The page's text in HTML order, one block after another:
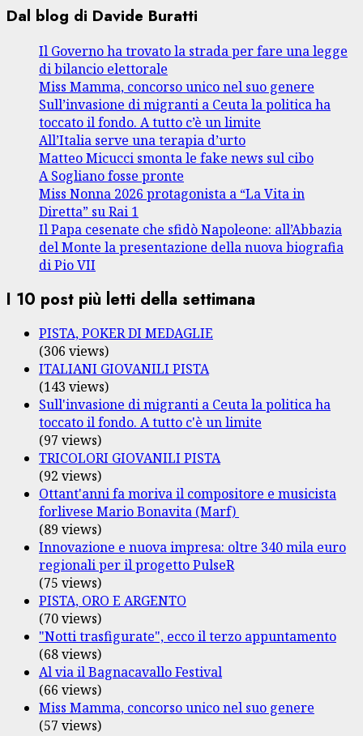
Dal blog di Davide Buratti
Il Governo ha trovato la strada per fare una legge
di bilancio elettorale
Miss Mamma, concorso unico nel suo genere
Sull’invasione di migranti a Ceuta la politica ha
toccato il fondo. A tutto c’è un limite
All’Italia serve una terapia d’urto
Matteo Micucci smonta le fake news sul cibo
A Sogliano fosse pronte
Miss Nonna 2026 protagonista a “La Vita in
Diretta” su Rai 1
Il Papa cesenate che sfidò Napoleone: all’Abbazia
del Monte la presentazione della nuova biografia
di Pio VII
I 10 post più letti della settimana
PISTA, POKER DI MEDAGLIE
(306 views)
ITALIANI GIOVANILI PISTA
(143 views)
Sull'invasione di migranti a Ceuta la politica ha
toccato il fondo. A tutto c'è un limite
(97 views)
TRICOLORI GIOVANILI PISTA
(92 views)
Ottant'anni fa moriva il compositore e musicista
forlivese Mario Bonavita (Marf)
(89 views)
Innovazione e nuova impresa: oltre 340 mila euro
regionali per il progetto PulseR
(75 views)
PISTA, ORO E ARGENTO
(70 views)
"Notti trasfigurate", ecco il terzo appuntamento
(68 views)
Al via il Bagnacavallo Festival
(66 views)
Miss Mamma, concorso unico nel suo genere
(57 views)